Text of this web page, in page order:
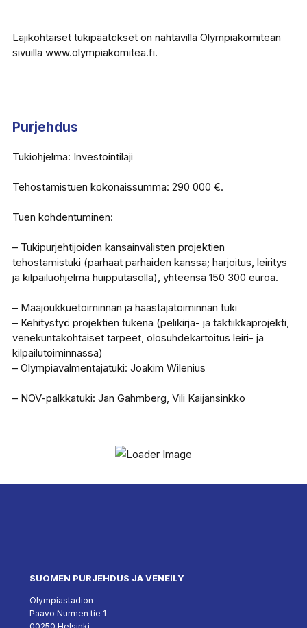
Lajikohtaiset tukipäätökset on nähtävillä Olympiakomitean
sivuilla www.olympiakomitea.fi.
Purjehdus
Tukiohjelma: Investointilaji
Tehostamistuen kokonaissumma: 290 000 €.
Tuen kohdentuminen:
– Tukipurjehtijoiden kansainvälisten projektien
tehostamistuki (parhaat parhaiden kanssa; harjoitus, leiritys
ja kilpailuohjelma huipputasolla), yhteensä 150 300 euroa.
– Maajoukkuetoiminnan ja haastajatoiminnan tuki
– Kehitystyö projektien tukena (pelikirja- ja taktiikkaprojekti,
venekuntakohtaiset tarpeet, olosuhdekartoitus leiri- ja
kilpailutoiminnassa)
– Olympiavalmentajatuki: Joakim Wilenius
– NOV-palkkatuki: Jan Gahmberg, Vili Kaijansinkko
SUOMEN PURJEHDUS JA VENEILY
Olympiastadion
Paavo Nurmen tie 1